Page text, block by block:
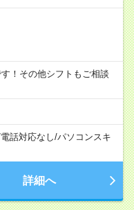
！その他シフトもご相談
電話対応なし/パソコンスキ
詳細へ